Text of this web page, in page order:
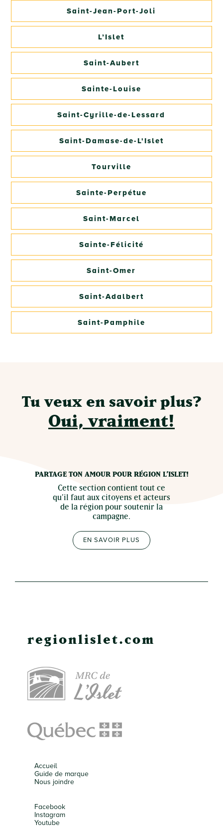
Saint-Jean-Port-Joli
L’Islet
Saint-Aubert
Sainte-Louise
Saint-Cyrille-de-Lessard
Saint-Damase-de-L'Islet
Tourville
Sainte-Perpétue
Saint-Marcel
Sainte-Félicité
Saint-Omer
Saint-Adalbert
Saint-Pamphile
Tu veux en savoir plus?
Oui, vraiment!
PARTAGE TON AMOUR POUR RÉGION L’ISLET!
Cette section contient tout ce
qu’il faut aux citoyens et acteurs
de la région pour soutenir la
campagne.
EN SAVOIR PLUS
regionlislet.com
Accueil
Guide de marque
Nous joindre
Facebook
Instagram
Youtube